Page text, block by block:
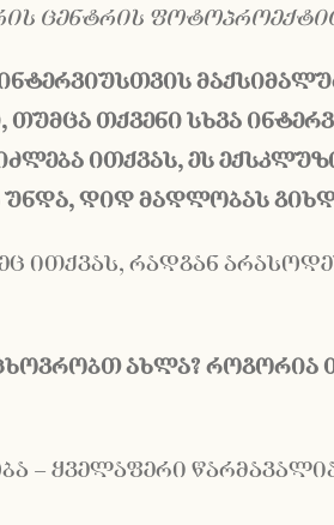
ცენტრის
, თუმცა თქვენისხვა
ითქვას,ეს
უნდა,დიდმადლობას
ითქვას, რადგან
ახლა? როგორია
– ყველაფერი